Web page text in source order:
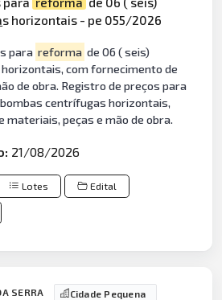
s horizontais - pe 055/2026
para reforma de 06 ( seis)
com fornecimento de
de obra. Registro de preços para
centrífugas horizontais,
materiais, peças e mão de obra.
21/08/2026
Lotes Edital
SERRA Cidade Pequena